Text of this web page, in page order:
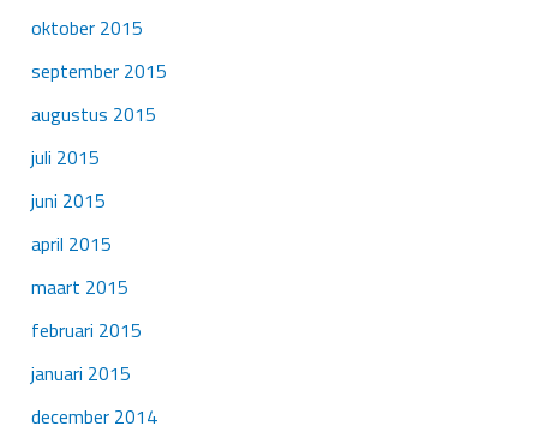
oktober 2015
september 2015
augustus 2015
juli 2015
juni 2015
april 2015
maart 2015
februari 2015
januari 2015
december 2014